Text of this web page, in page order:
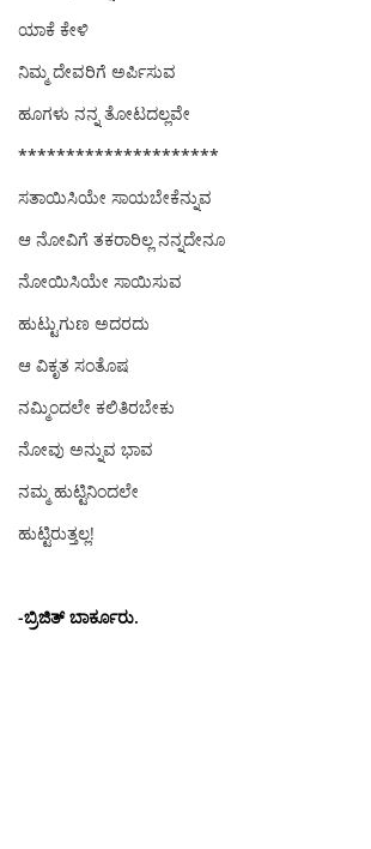
ಯಾಕೆ ಕೇಳಿ
ನಿಮ್ಮ ದೇವರಿಗೆ ಅರ್ಪಿಸುವ
ಹೂಗಳು ನನ್ನ ತೋಟದಲ್ಲವೇ
*********************
ಸತಾಯಿಸಿಯೇ ಸಾಯಬೇಕೆನ್ನುವ
ಆ ನೋವಿಗೆ ತಕರಾರಿಲ್ಲ ನನ್ನದೇನೂ
ನೋಯಿಸಿಯೇ ಸಾಯಿಸುವ
ಹುಟ್ಟುಗುಣ ಅದರದು
ಆ ವಿಕೃತ ಸಂತೊಷ
ನಮ್ಮಿಂದಲೇ ಕಲಿತಿರಬೇಕು
ನೋವು ಅನ್ನುವ ಭಾವ
ನಮ್ಮ ಹುಟ್ಟಿನಿಂದಲೇ
ಹುಟ್ಟಿರುತ್ತಲ್ಲ!
-ಬ್ರಿಜಿತ್ ಬಾರ್ಕೂರು.